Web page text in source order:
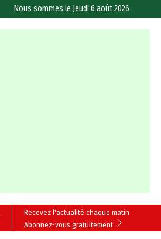
Nous sommes le Jeudi 6 août 2026
Recevez l'actualité chaque matin
Abonnez-vous gratuitement